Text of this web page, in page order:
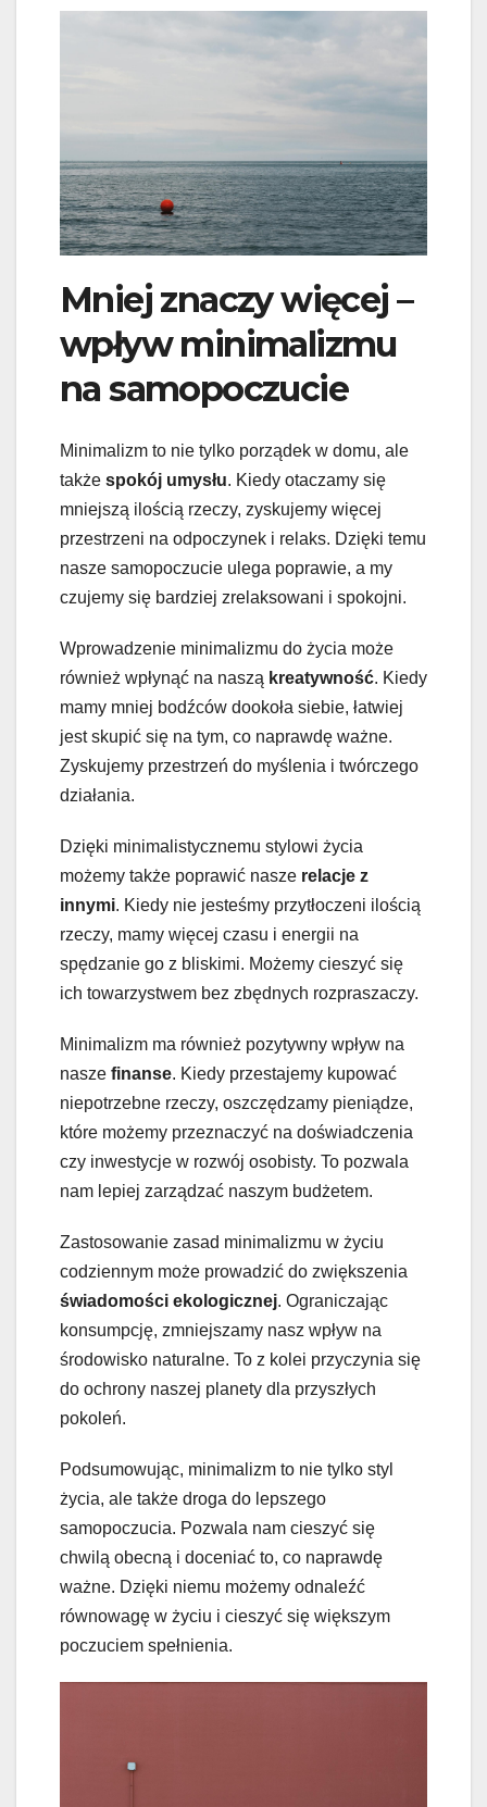
Mniej znaczy więcej –
wpływ minimalizmu
na samopoczucie
Minimalizm to nie tylko porządek w domu, ale
także spokój umysłu. Kiedy otaczamy się
mniejszą ilością rzeczy, zyskujemy więcej
przestrzeni na odpoczynek i relaks. Dzięki temu
nasze samopoczucie ulega poprawie, a my
czujemy się bardziej zrelaksowani i spokojni.
Wprowadzenie minimalizmu do życia może
również wpłynąć na naszą kreatywność. Kiedy
mamy mniej bodźców dookoła siebie, łatwiej
jest skupić się na tym, co naprawdę ważne.
Zyskujemy przestrzeń do myślenia i twórczego
działania.
Dzięki minimalistycznemu stylowi życia
możemy także poprawić nasze relacje z
innymi. Kiedy nie jesteśmy przytłoczeni ilością
rzeczy, mamy więcej czasu i energii na
spędzanie go z bliskimi. Możemy cieszyć się
ich towarzystwem bez zbędnych rozpraszaczy.
Minimalizm ma również pozytywny wpływ na
nasze finanse. Kiedy przestajemy kupować
niepotrzebne rzeczy, oszczędzamy pieniądze,
które możemy przeznaczyć na doświadczenia
czy inwestycje w rozwój osobisty. To pozwala
nam lepiej zarządzać naszym budżetem.
Zastosowanie zasad minimalizmu w życiu
codziennym może prowadzić do zwiększenia
świadomości ekologicznej. Ograniczając
konsumpcję, zmniejszamy nasz wpływ na
środowisko naturalne. To z kolei przyczynia się
do ochrony naszej planety dla przyszłych
pokoleń.
Podsumowując, minimalizm to nie tylko styl
życia, ale także droga do lepszego
samopoczucia. Pozwala nam cieszyć się
chwilą obecną i doceniać to, co naprawdę
ważne. Dzięki niemu możemy odnaleźć
równowagę w życiu i cieszyć się większym
poczuciem spełnienia.